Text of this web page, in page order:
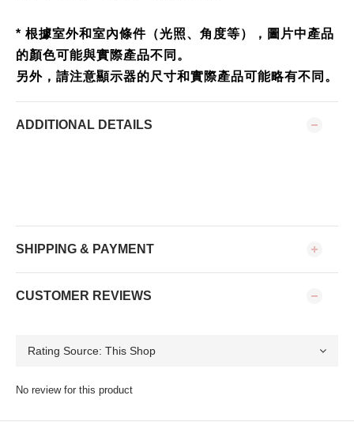
* 根據室外和室內條件（光照、角度等），圖片中產品
的顏色可能與實際產品不同。
另外，請注意顯示器的尺寸和實際產品可能略有不同。
ADDITIONAL DETAILS
SHIPPING & PAYMENT
CUSTOMER REVIEWS
No review for this product